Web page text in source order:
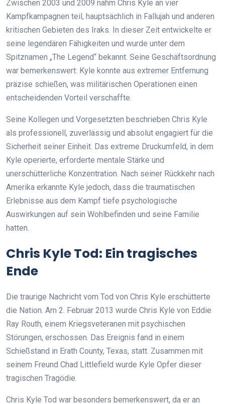
Zwischen 2003 und 2009 nahm Chris Kyle an vier
Kampfkampagnen teil, hauptsächlich in Fallujah und anderen
kritischen Gebieten des Iraks. In dieser Zeit entwickelte er
seine legendären Fähigkeiten und wurde unter dem
Spitznamen „The Legend“ bekannt. Seine Geschäftsordnung
war bemerkenswert: Kyle konnte aus extremer Entfernung
präzise schießen, was militärischen Operationen einen
entscheidenden Vorteil verschaffte.
Seine Kollegen und Vorgesetzten beschrieben Chris Kyle
als professionell, zuverlässig und absolut engagiert für die
Sicherheit seiner Einheit. Das extreme Druckumfeld, in dem
Kyle operierte, erforderte mentale Stärke und
unerschütterliche Konzentration. Nach seiner Rückkehr nach
Amerika erkannte Kyle jedoch, dass die traumatischen
Erlebnisse aus dem Kampf tiefe psychologische
Auswirkungen auf sein Wohlbefinden und seine Familie
hatten.
Chris Kyle Tod: Ein tragisches
Ende
Die traurige Nachricht vom Tod von Chris Kyle erschütterte
die Nation. Am 2. Februar 2013 wurde Chris Kyle von Eddie
Ray Routh, einem Kriegsveteranen mit psychischen
Störungen, erschossen. Das Ereignis fand in einem
Schießstand in Erath County, Texas, statt. Zusammen mit
seinem Freund Chad Littlefield wurde Kyle Opfer dieser
tragischen Tragödie.
Chris Kyle Tod war besonders bemerkenswert, da er an